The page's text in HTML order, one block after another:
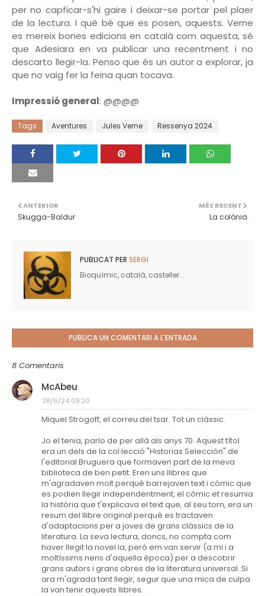
per no capficar-s'hi gaire i deixar-se portar pel plaer
de la lectura. I què bé que es posen, aquests. Verne
es mereix bones edicions en català com aquesta, sé
que Adesiara en va publicar una recentment i no
descarto llegir-la. Penso que és un autor a explorar, ja
que no vaig fer la feina quan tocava.
Impressió general: @@@@
Tags Aventures Jules Verne Ressenya 2024
MÉS RECENT
La colònia
ANTERIOR
Skugga-Baldur
PUBLICAT PER SERGI
Bioquímic, català, casteller...
PUBLICA UN COMENTARI A L'ENTRADA
8 Comentaris
McAbeu
28/6/24 09:20
Miquel Strogoff, el correu del tsar. Tot un clàssic.
Jo el tenia, parlo de per allà als anys 70. Aquest títol
era un dels de la col·lecció "Historias Selección" de
l'editorial Bruguera que formaven part de la meva
biblioteca de ben petit. Eren uns llibres que
m'agradaven molt perquè barrejaven text i còmic que
es podien llegir independentment, el còmic et resumia
la història que t'explicava el text que, al seu torn, era un
resum del llibre original perquè es tractaven
d'adaptacions per a joves de grans clàssics de la
literatura. La seva lectura, doncs, no compta com
haver llegit la novel·la, però em van servir (a mi i a
moltíssims nens d'aquella època) per a descobrir
grans autors i grans obres de la literatura universal. Si
ara m'agrada tant llegir, segur que una mica de culpa
la van tenir aquests llibres.